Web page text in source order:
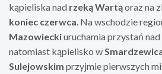
kąpieliska nad rzeką Wartąoraz na
koniec czerwca . Na wschodzie
Mazowieckiuruchamia przystań nad
natomiast kąpielisko w
Sulejowskim przyjmie pierwszych